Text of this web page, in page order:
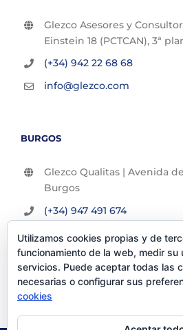
Glezco Asesores y
Einstein 18 (PCTCAN), 3ª
(+34) 942 22 68 68
info@glezco.com
BURGOS
Glezco Qualitas | Avenida
Burgos
(+34) 947 491 674
info@glezco.com
Utilizamos cookies propias y de
funcionamiento de la web, medir su
servicios. Puede aceptar todas las
necesarias o configurar sus
cookies